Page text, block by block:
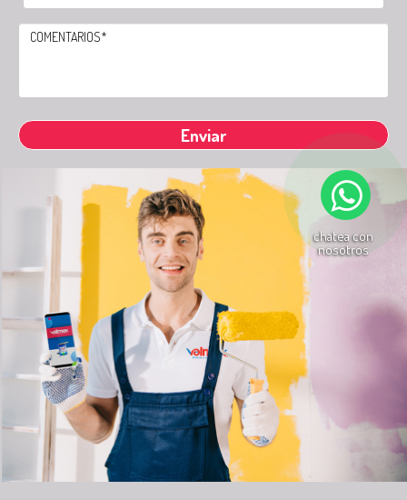
chatea con
nosotros